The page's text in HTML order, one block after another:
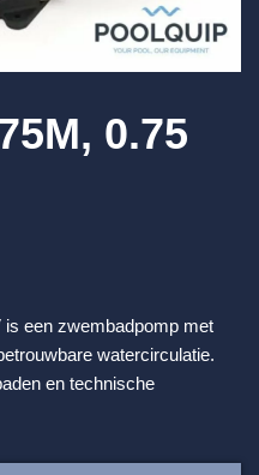
0.75
een zwembadpomp met
watercirculatie.
en technische